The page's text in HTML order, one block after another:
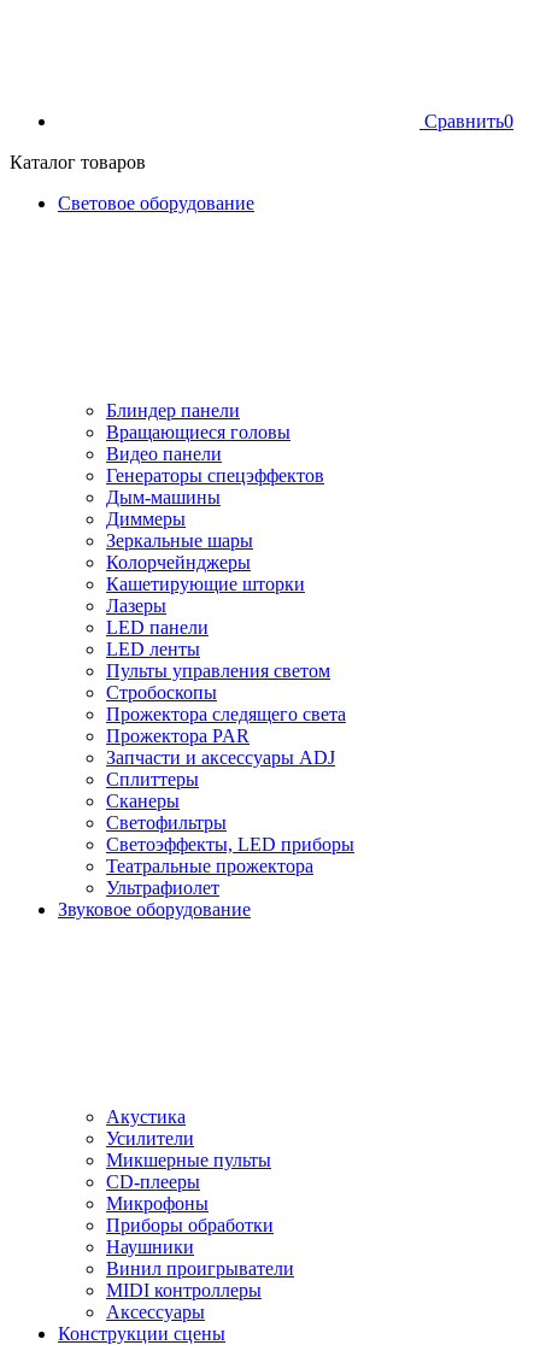
Сравнить0
Каталог товаров
Световое оборудование
Блиндер панели
Вращающиеся головы
Видео панели
Генераторы спецэффектов
Дым-машины
Диммеры
Зеркальные шары
Колорчейнджеры
Кашетирующие шторки
Лазеры
LED панели
LED ленты
Пульты управления светом
Стробоскопы
Прожектора следящего света
Прожектора PAR
Запчасти и аксессуары ADJ
Сплиттеры
Сканеры
Светофильтры
Светоэффекты, LED приборы
Театральные прожектора
Ультрафиолет
Звуковое оборудование
Акустика
Усилители
Микшерные пульты
CD-плееры
Микрофоны
Приборы обработки
Наушники
Винил проигрыватели
MIDI контроллеры
Аксессуары
Конструкции сцены